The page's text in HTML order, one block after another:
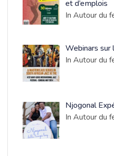
et d’emplois
In Autour du
Webinars sur
In Autour du
Njogonal
In Autour du